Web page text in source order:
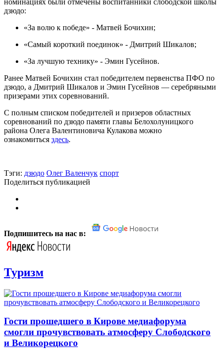
дзюдо:
«За волю к победе» - Матвей Бочихин;
«Самый короткий поединок» - Дмитрий Шикалов;
«За лучшую технику» - Эмин Гусейнов.
Ранее Матвей Бочихин стал победителем первенства ПФО по
дзюдо, а Дмитрий Шикалов и Эмин Гусейнов — серебряными
призерами этих соревнований.
С полным списком победителей и призеров областных
соревнований по дзюдо памяти главы Белохолуницкого
района Олега Валентиновича Кулакова можно
ознакомиться здесь.
Тэги: дзюдо Олег Валенчук спорт
Поделиться публикацией
Подпишитесь на нас в:
Туризм
Гости прошедшего в Кирове медиафорума
смогли прочувствовать атмосферу Слободского
и Великорецкого